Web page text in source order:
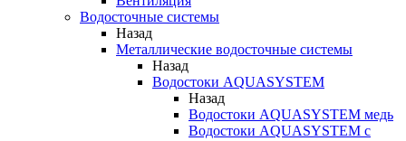
Водосточные системы
Назад
Металлические водосточные системы
Назад
Водостоки AQUASYSTEM
Назад
Водостоки AQUASYSTEM медь
Водостоки AQUASYSTEM с